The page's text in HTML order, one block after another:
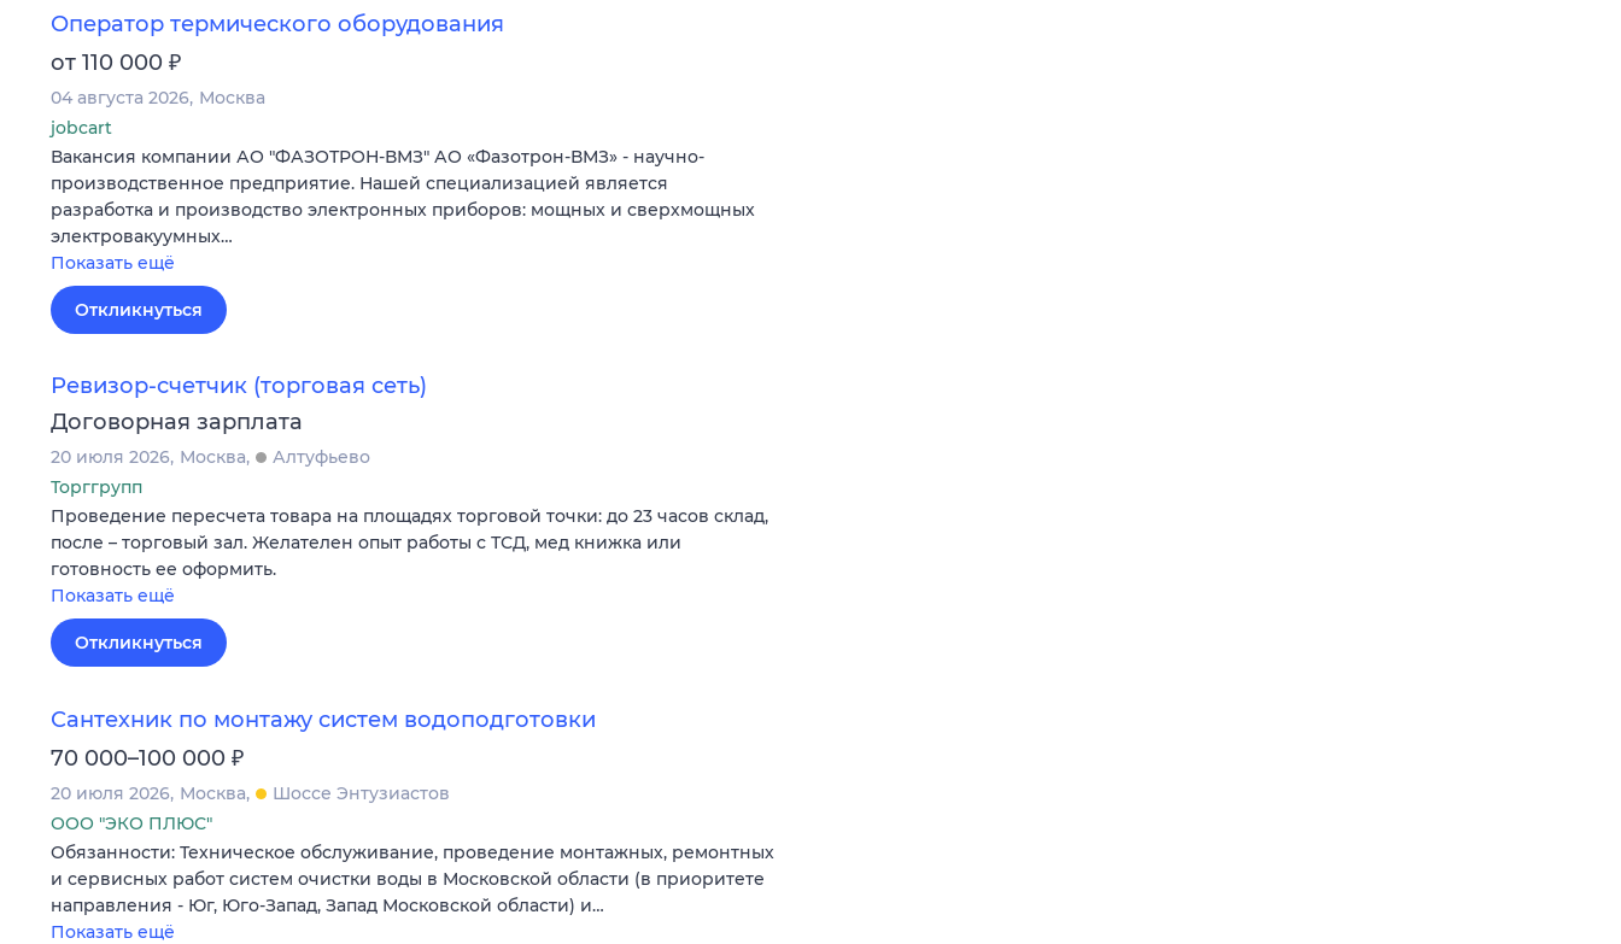
Оператор термического оборудования
от 110 000 ₽
04 августа 2026 Москва
jobcart
Вакансия компании АО "ФАЗОТРОН-ВМЗ" АО «Фазотрон-ВМЗ» - научно-
производственное предприятие. Нашей специализацией является
разработка и производство электронных приборов: мощных и сверхмощных
электровакуумных…
Показать ещё
Откликнуться
Ревизор-счетчик (торговая сеть)
Договорная зарплата
20 июля 2026 Москва
Алтуфьево
Торггрупп
Проведение пересчета товара на площадях торговой точки: до 23 часов склад,
после – торговый зал. Желателен опыт работы с ТСД, мед книжка или
готовность ее оформить.
Показать ещё
Откликнуться
Сантехник по монтажу систем водоподготовки
70 000–100 000 ₽
20 июля 2026 Москва
Шоссе Энтузиастов
ООО "ЭКО ПЛЮС"
Обязанности: Техническое обслуживание, проведение монтажных, ремонтных
и сервисных работ систем очистки воды в Московской области (в приоритете
направления - Юг, Юго-Запад, Запад Московской области) и…
Показать ещё